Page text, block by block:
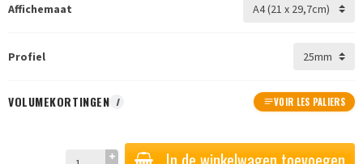
Affichemaat
Profiel
VOLUMEKORTINGEN I VOIR LES PALIERS